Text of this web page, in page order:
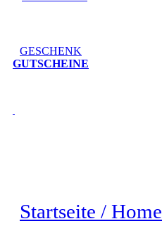
GESCHENK
GUTSCHEINE
Startseite / Home